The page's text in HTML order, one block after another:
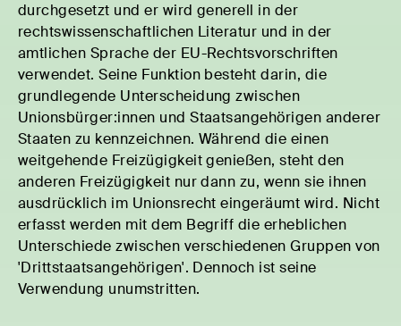
durchgesetzt und er wird generell in der
rechtswissenschaftlichen Literatur und in der
amtlichen Sprache der EU-Rechtsvorschriften
verwendet. Seine Funktion besteht darin, die
grundlegende Unterscheidung zwischen
Unionsbürger:innen und Staatsangehörigen anderer
Staaten zu kennzeichnen. Während die einen
weitgehende Freizügigkeit genießen, steht den
anderen Freizügigkeit nur dann zu, wenn sie ihnen
ausdrücklich im Unionsrecht eingeräumt wird. Nicht
erfasst werden mit dem Begriff die erheblichen
Unterschiede zwischen verschiedenen Gruppen von
'Drittstaatsangehörigen'. Dennoch ist seine
Verwendung unumstritten.